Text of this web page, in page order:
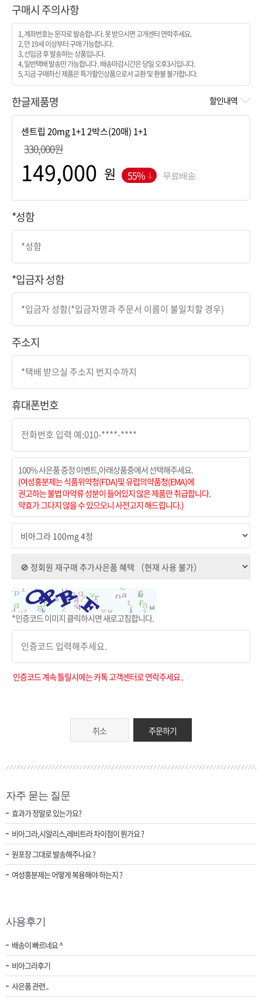
구매시 주의사항
1, 계좌번호는 문자로 발송합니다. 못 받으시면 고개센터 연락주세요.
2, 만 19세 이상부터 구매 가능합니다.
3, 선입금 후 발송하는 상품입니다.
4, 일반택배 발송만 가능합니다 . 배송마감시간은 당일 오후3시입니다.
5, 지금 구매하신 제품은 특가할인상품으로서 교환 및 환불 불가합니다.
한글제품명 할인내역
330,000원
원 55% 무료배송
*성함
*입금자 성함
주소지
휴대폰번호
100% 사은품 증정 이벤트,아래상품중에서 선택해주세요.
(여성흥분제는 식품위약청(FDA)및 유럽의약품청(EMA)에
권고하는 불법 마약류 성분이 들어있지 않은 제품만 취급합니다.
약효가 그다지 않을 수 있으오니 사전고지 해드립니다.)
*인증코드 이미지 클릭하시면 새로고침합니다.
인증코드 계속 틀릴시에는 카톡 고객센터로 연락주세요 .
취소 주문하기
자주 묻는 질문
효과가 정말로 있는가요?
비아그라,시알리스,레비트라 차이점이 뭔가요 ?
원포장 그대로 발송해주나요 ?
여성흥분제는 어떻게 복용해야 하는지 ?
사용후기
배송이 빠르네요 ^
비아그라후기
사은품 관련..